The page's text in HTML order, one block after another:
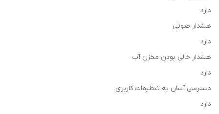
دارد
هشدار صوتی
دارد
هشدار خالی بودن مخزن آب
دارد
دسترسی آسان به تنظیمات کاربری
دارد